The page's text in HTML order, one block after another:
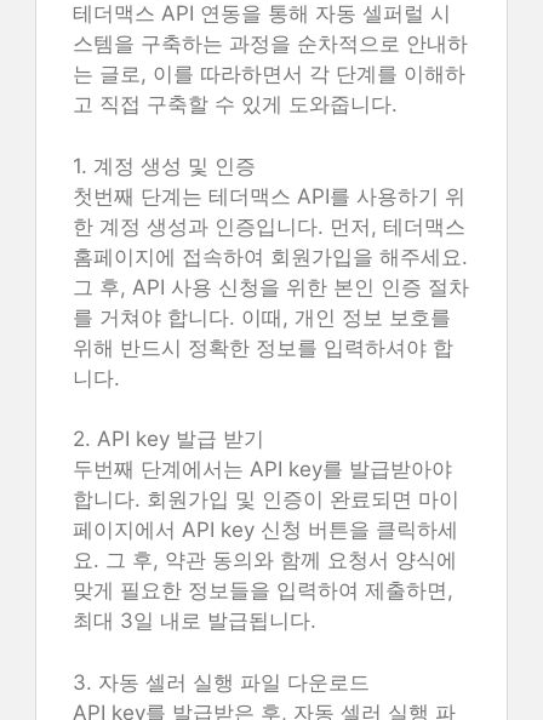
테더맥스 API 연동을 통해 자동 셀퍼럴 시
스템을 구축하는 과정을 순차적으로 안내하
는 글로, 이를 따라하면서 각 단계를 이해하
고 직접 구축할 수 있게 도와줍니다.
1. 계정 생성 및 인증
첫번째 단계는 테더맥스 API를 사용하기 위
한 계정 생성과 인증입니다. 먼저, 테더맥스
홈페이지에 접속하여 회원가입을 해주세요.
그 후, API 사용 신청을 위한 본인 인증 절차
를 거쳐야 합니다. 이때, 개인 정보 보호를
위해 반드시 정확한 정보를 입력하셔야 합
니다.
2. API key 발급 받기
두번째 단계에서는 API key를 발급받아야
합니다. 회원가입 및 인증이 완료되면 마이
페이지에서 API key 신청 버튼을 클릭하세
요. 그 후, 약관 동의와 함께 요청서 양식에
맞게 필요한 정보들을 입력하여 제출하면,
최대 3일 내로 발급됩니다.
3. 자동 셀러 실행 파일 다운로드
API key를 발급받은 후, 자동 셀러 실행 파